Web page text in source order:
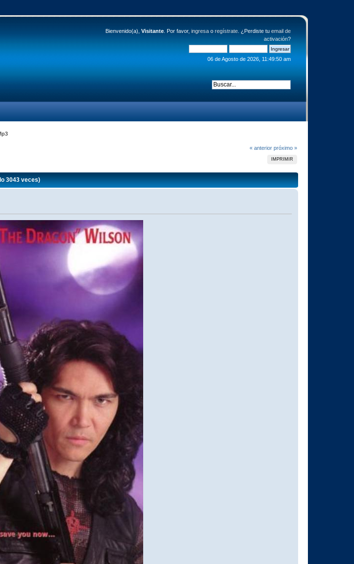
Bienvenido(a), Visitante. Por favor, ingresao regístrate. ¿Perdiste tu email de
activación?
06 de Agosto de 2026, 11:49:50 am
« anterior próximo »
IMPRIMIR
3043 veces)